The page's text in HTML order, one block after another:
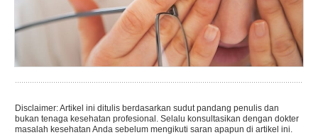
Disclaimer: Artikel ini ditulis berdasarkan sudut pandang penulis dan
bukan tenaga kesehatan profesional. Selalu konsultasikan dengan dokter
masalah kesehatan Anda sebelum mengikuti saran apapun di artikel ini.